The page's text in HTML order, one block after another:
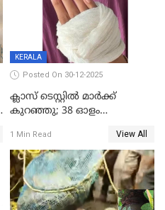
KERALA
Posted On 30-12-2025
ക്ലാസ് ടെസ്റ്റിൽ മാർക്ക്
കുറഞ്ഞു; 38 ഓളം
സെന്ററിലെ അധ്യാപകന്‍
മർദിച്ചതായി പരാതി
1 Min Read View All